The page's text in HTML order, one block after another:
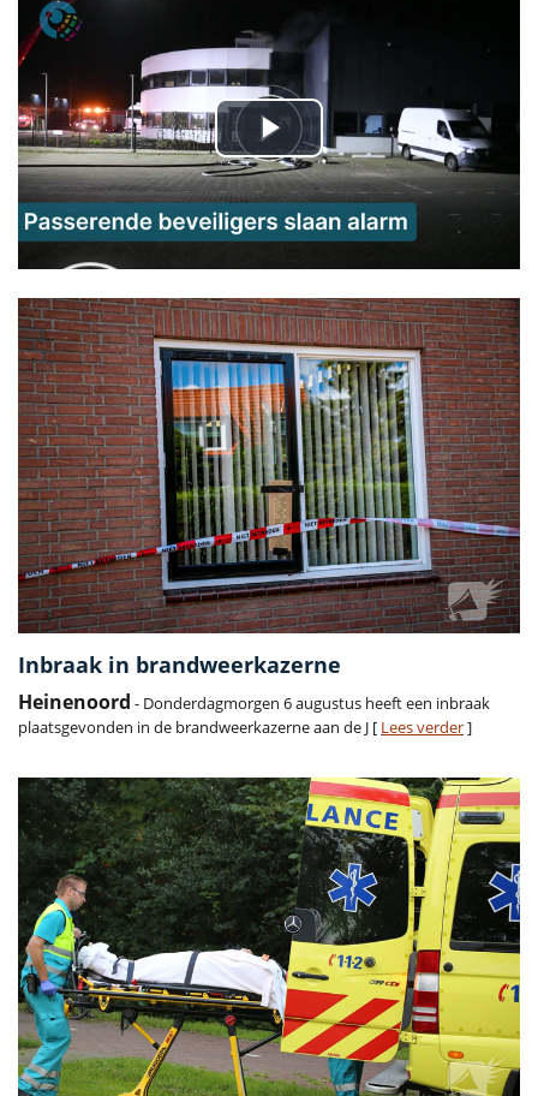
Inbraak in brandweerkazerne
Heinenoord - Donderdagmorgen 6 augustus heeft een inbraak
plaatsgevonden in de brandweerkazerne aan de J [ Lees verder]